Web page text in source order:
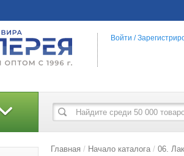
Войти /
Главная Начало каталога 06.